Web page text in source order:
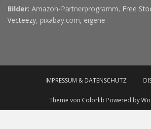
Bilder: Amazon-Partnerprogramm, Free
Vecteezy, pixabay.com, eigene
IMPRESSUM & DATENSCHUTZ
Theme von Colorlib Powered by